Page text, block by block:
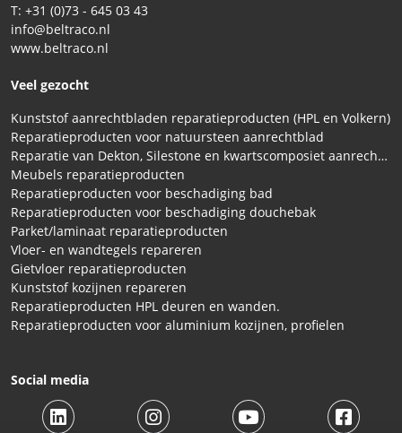
T: +31 (0)73 - 645 03 43
info@beltraco.nl
www.beltraco.nl
Veel gezocht
Kunststof aanrechtbladen reparatieproducten (HPL en Volkern)
Reparatieproducten voor natuursteen aanrechtblad
Reparatie van Dekton, Silestone en kwartscomposiet aanrechtbladen
Meubels reparatieproducten
Reparatieproducten voor beschadiging bad
Reparatieproducten voor beschadiging douchebak
Parket/laminaat reparatieproducten
Vloer- en wandtegels repareren
Gietvloer reparatieproducten
Kunststof kozijnen repareren
Reparatieproducten HPL deuren en wanden.
Reparatieproducten voor aluminium kozijnen, profielen
Social media